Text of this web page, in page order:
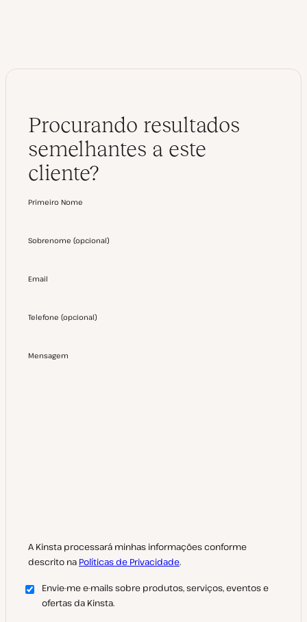
Procurando resultados
semelhantes a este
cliente?
Primeiro Nome
Sobrenome (opcional)
Email
Telefone (opcional)
Mensagem
A Kinsta processará minhas informações conforme
descrito na Políticas de Privacidade.
Envie-me e-mails sobre produtos, serviços, eventos e
ofertas da Kinsta.